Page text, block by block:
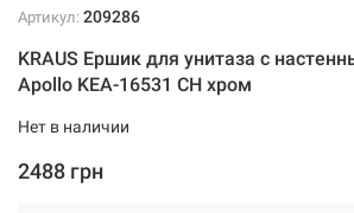
Артикул: 209286
KRAUS Ершик для унитаза с
Apollo KEA-16531 CH хром
Нет в наличии
2488 грн